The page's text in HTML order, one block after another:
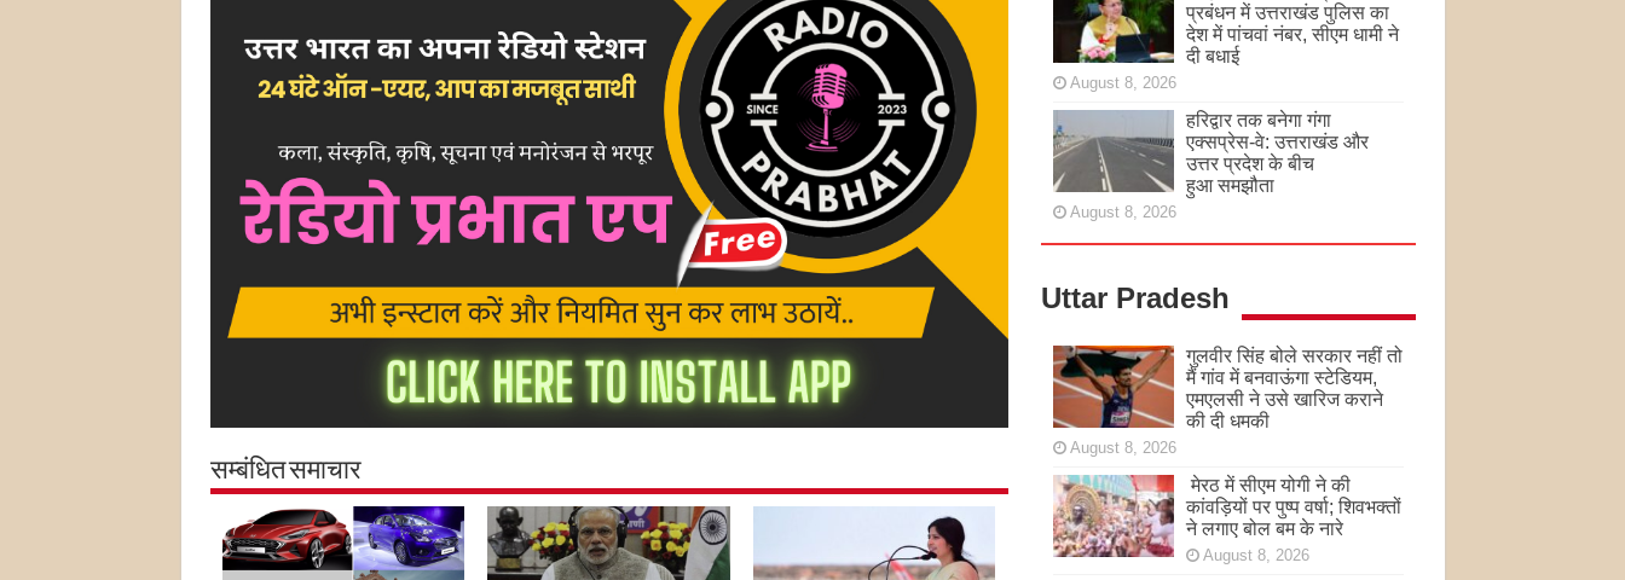
सम्बंधित समाचार
प्रबंधन में उत्तराखंड पुलिस का
देश में पांचवां नंबर, सीएम धामी ने
दी बधाई
August 8, 2026
हरिद्वार तक बनेगा गंगा
एक्सप्रेस-वे: उत्तराखंड और
उत्तर प्रदेश के बीच
हुआ समझौता
August 8, 2026
Uttar Pradesh
गुलवीर सिंह बोले सरकार नहीं तो
मैं गांव में बनवाऊंगा स्टेडियम,
एमएलसी ने उसे खारिज कराने
की दी धमकी
August 8, 2026
मेरठ में सीएम योगी ने की
कांवड़ियों पर पुष्प वर्षा; शिवभक्तों
ने लगाए बोल बम के नारे
August 8, 2026